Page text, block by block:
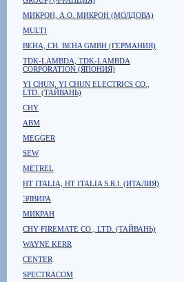
МИКРОН, А.О. МИКРОН (МОЛДОВА)
MULTI
BEHA, CH. BEHA GMBH (ГЕРМАНИЯ)
TDK-LAMBDA, TDK-LAMBDA
CORPORATION (ЯПОНИЯ)
YI CHUN, YI CHUN ELECTRICS CO.,
LTD. (ТАЙВАНЬ)
CHY
ABM
MEGGER
SEW
METREL
HT ITALIA, HT ITALIA S.R.l. (ИТАЛИЯ)
ЭЛВИРА
МИКРАН
CHY FIREMATE CO., LTD. (ТАЙВАНЬ)
WAYNE KERR
CENTER
SPECTRACOM